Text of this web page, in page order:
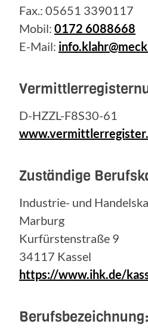
Fax.: 05651 3390117
Mobil: 0172 6088668
E-Mail:
D-HZZL-F8S30-61
Zuständige
Industrie- und
Marburg
Kurfürstenstraße 9
34117 Kassel
https://www.ihk.de/
Berufsbezeichnung: